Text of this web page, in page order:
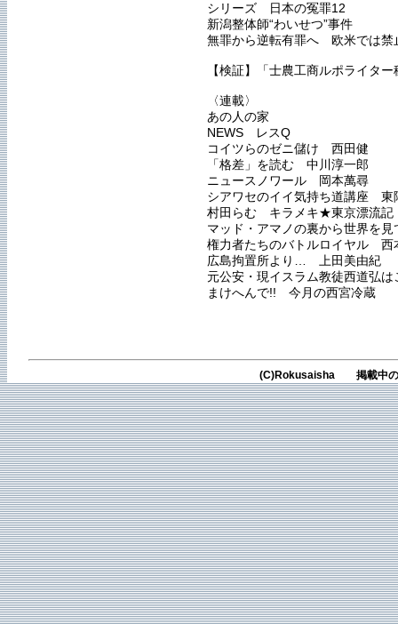
シリーズ 日本の冤罪12
新潟整体師“わいせつ”事件
無罪から逆転有罪へ 欧米では禁
【検証】「士農工商ルポライタ
〈連載〉
あの人の家
NEWS レスQ
コイツらのゼニ儲け 西田健
「格差」を読む 中川淳一郎
ニュースノワール 岡本萬尋
シアワセのイイ気持ち道講座 東
村田らむ キラメキ★東京漂流記
マッド・アマノの裏から世界を見
権力者たちのバトルロイヤル 西
広島拘置所より… 上田美由紀
元公安・現イスラム教徒西道弘は
まけへんで!! 今月の西宮冷蔵
(C)Rokusaisha 掲載中の